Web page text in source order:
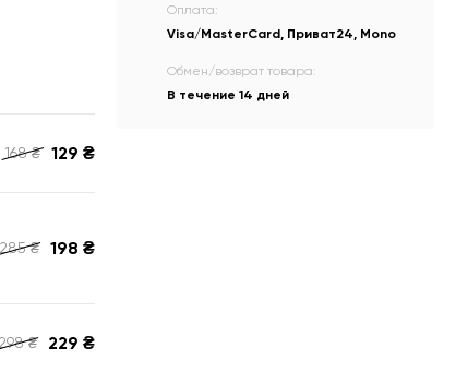
168₴ 129 ₴
285₴ 198 ₴
298₴ 229 ₴
Оплата:
Visa/MasterCard, Приват24, Mono
Обмен/возврат товара:
В течение 14 дней